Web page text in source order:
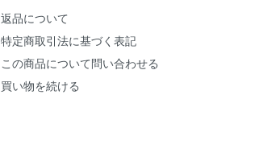
返品について
特定商取引法に基づく表記
この商品について問い合わせる
買い物を続ける